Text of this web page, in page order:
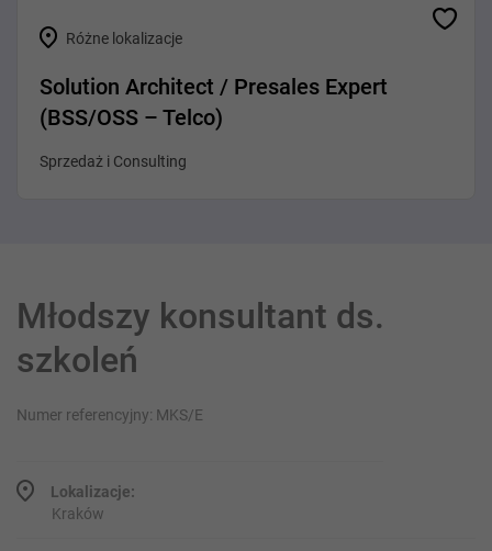
Różne lokalizacje
Solution Architect / Presales Expert
(BSS/OSS – Telco)
Sprzedaż i Consulting
Młodszy konsultant ds.
szkoleń
Numer referencyjny: MKS/E
Lokalizacje:
Kraków